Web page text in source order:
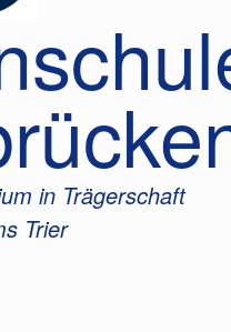
in Trägerschaft
Trier